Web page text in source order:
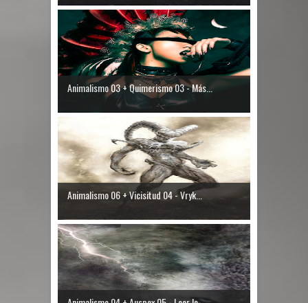
Animalismo 03 + Quimerismo 03 - Más...
Animalismo 06 + Vicisitud 04 - Vryk...